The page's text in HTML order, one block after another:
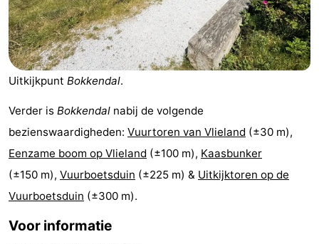
-
Vlieduyn
Campings
Hotels
Last
Zien
Uitkijkpunt Bokkendal.
Verder is Bokkendal nabij de volgende
bezienswaardigheden: Vuurtoren van Vlieland (±30 m),
Eenzame boom op Vlieland (±100 m), Kaasbunker
(±150 m), Vuurboetsduin (±225 m) & Uitkijktoren op de
Vuurboetsduin (±300 m).
Voor informatie